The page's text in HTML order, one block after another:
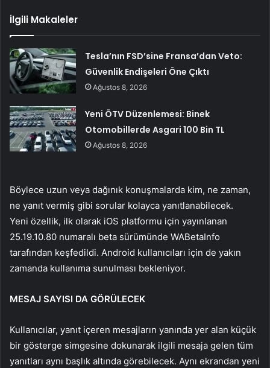
İlgili Makaleler
Tesla’nın FSD’sine Fransa’dan Veto:
Güvenlik Endişeleri Öne Çıktı
Ağustos 8, 2026
Yeni ÖTV Düzenlemesi: Binek
Otomobillerde Asgari 100 Bin TL
Ağustos 8, 2026
Böylece uzun veya dağınık konuşmalarda kim, ne zaman,
ne yanıt vermiş gibi sorular kolayca yanıtlanabilecek.
Yeni özellik, ilk olarak iOS platformu için yayınlanan
25.19.10.80 numaralı beta sürümünde WABetaInfo
tarafından keşfedildi. Android kullanıcıları için de yakın
zamanda kullanıma sunulması bekleniyor.
MESAJ SAYISI DA GÖRÜLECEK
Kullanıcılar, yanıt içeren mesajların yanında yer alan küçük
bir gösterge simgesine dokunarak ilgili mesaja gelen tüm
yanıtları aynı başlık altında görebilecek. Aynı ekrandan yeni